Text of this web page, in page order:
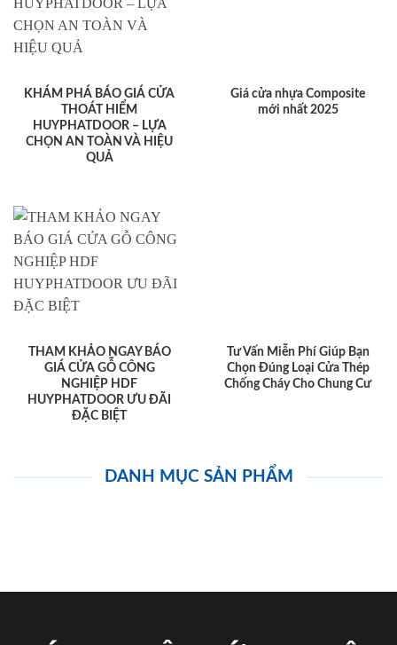
KHÁM PHÁ BÁO GIÁ CỬA
THOÁT HIỂM
HUYPHATDOOR – LỰA
CHỌN AN TOÀN VÀ HIỆU
QUẢ
Giá cửa nhựa Composite
mới nhất 2025
THAM KHẢO NGAY BÁO
GIÁ CỬA GỖ CÔNG
NGHIỆP HDF
HUYPHATDOOR ƯU ĐÃI
ĐẶC BIỆT
Tư Vấn Miễn Phí Giúp Bạn
Chọn Đúng Loại Cửa Thép
Chống Cháy Cho Chung Cư
DANH MỤC SẢN PHẨM